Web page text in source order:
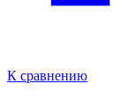
К сравнению